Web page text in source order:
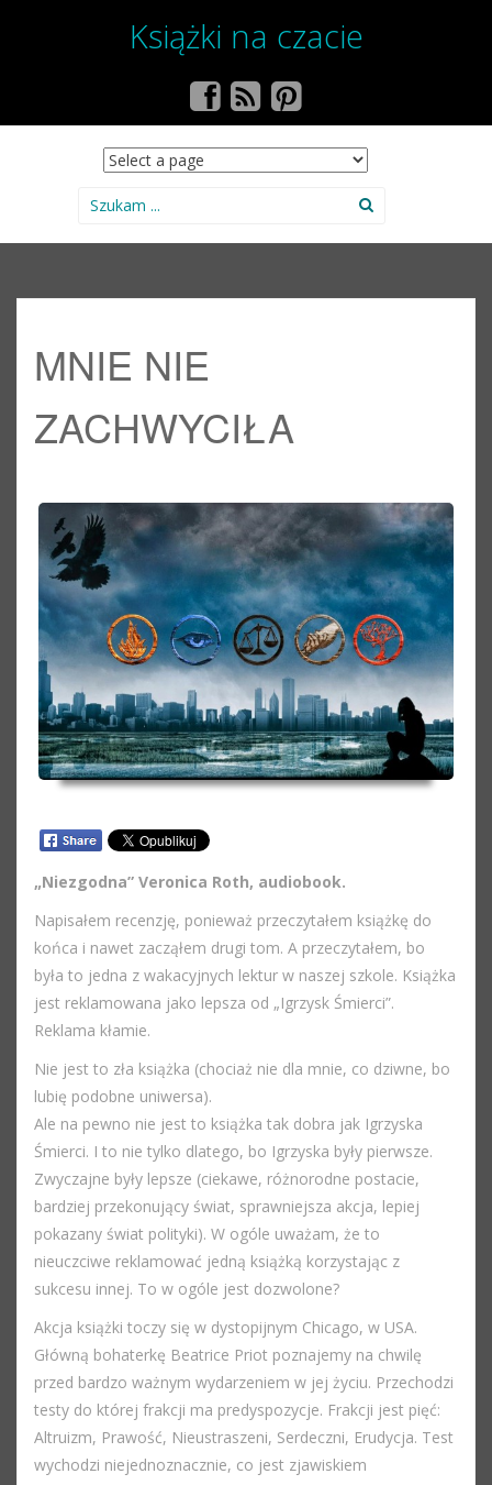
Książki na czacie
SKIP TO CONTENT
Search for:
MNIE NIE
ZACHWYCIŁA
„Niezgodna” Veronica Roth, audiobook.
Napisałem recenzję, ponieważ przeczytałem książkę do
końca i nawet zacząłem drugi tom. A przeczytałem, bo
była to jedna z wakacyjnych lektur w naszej szkole. Książka
jest reklamowana jako lepsza od „Igrzysk Śmierci”.
Reklama kłamie.
Nie jest to zła książka (chociaż nie dla mnie, co dziwne, bo
lubię podobne uniwersa).
Ale na pewno nie jest to książka tak dobra jak Igrzyska
Śmierci. I to nie tylko dlatego, bo Igrzyska były pierwsze.
Zwyczajne były lepsze (ciekawe, różnorodne postacie,
bardziej przekonujący świat, sprawniejsza akcja, lepiej
pokazany świat polityki). W ogóle uważam, że to
nieuczciwe reklamować jedną książką korzystając z
sukcesu innej. To w ogóle jest dozwolone?
Akcja książki toczy się w dystopijnym Chicago, w USA.
Główną bohaterkę Beatrice Priot poznajemy na chwilę
przed bardzo ważnym wydarzeniem w jej życiu. Przechodzi
testy do której frakcji ma predyspozycje. Frakcji jest pięć:
Altruizm, Prawość, Nieustraszeni, Serdeczni, Erudycja. Test
wychodzi niejednoznacznie, co jest zjawiskiem